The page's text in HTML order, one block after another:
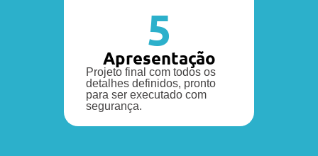
5
Apresentação
Projeto final com todos os
detalhes definidos, pronto
para ser executado com
segurança.